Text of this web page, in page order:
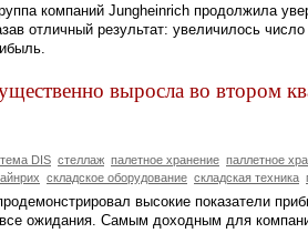
компаний Jungheinrich продолжила
отличный результат: увеличилось
выросла во втором
DIS стеллаж палетное хранение паллетное
складское оборудование складская техника
высокие показатели
ожидания. Самым доходным для